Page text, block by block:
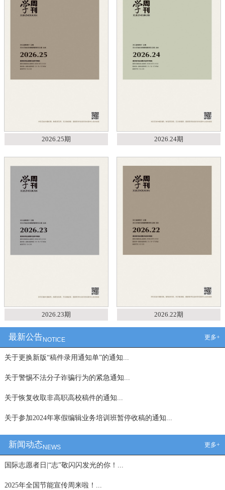
2026.25期 2026.24期
2026.23期 2026.22期
最新公告NOTICE 更多+
关于更换新版“稿件录用通知单”的通知...
关于警惕不法分子诈骗行为的紧急通知...
关于恢复收取非高职高校稿件的通知...
关于参加2024年寒假编辑业务培训班暂停收稿的通知...
新闻动态NEWS 更多+
国际志愿者日|“志”敬闪闪发光的你！...
2025年全国节能宣传周来啦！...